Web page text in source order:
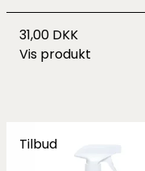
31,00 DKK
Vis produkt
Tilbud